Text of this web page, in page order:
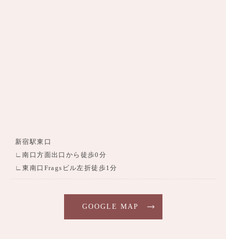
新宿駅東口
∟南口方面出口から徒歩0分
∟東南口Fragsビル左折徒歩1分
GOOGLE MAP